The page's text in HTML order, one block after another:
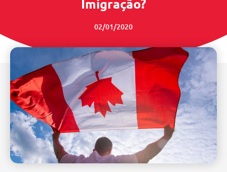
Imigração?
02/01/2020